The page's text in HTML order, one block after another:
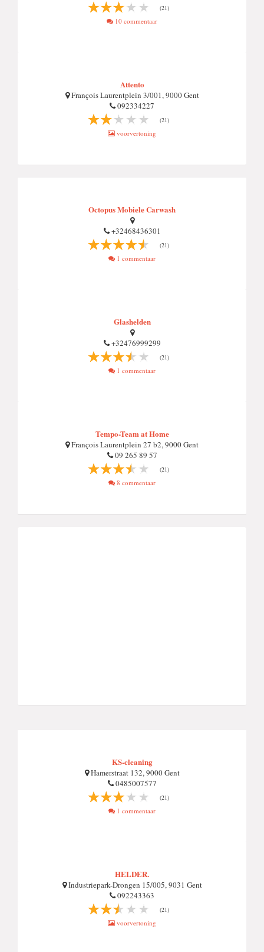
(21)
10 commentaar
Attento
François Laurentplein 3/001, 9000 Gent
092334227
(21)
voorvertoning
Octopus Mobiele Carwash
+32468436301
(21)
1 commentaar
Glashelden
+32476999299
(21)
1 commentaar
Tempo-Team at Home
François Laurentplein 27 b2, 9000 Gent
09 265 89 57
(21)
8 commentaar
KS-cleaning
Hamerstraat 132, 9000 Gent
0485007577
(21)
1 commentaar
HELDER.
Industriepark-Drongen 15/005, 9031 Gent
092243363
(21)
voorvertoning